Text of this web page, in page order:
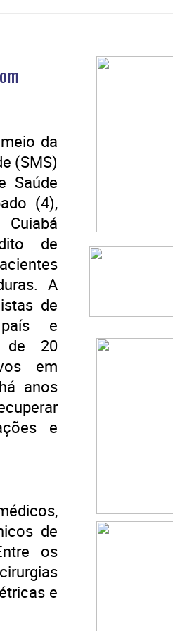
da
(SMS)
Saúde
(4),
de
A
de
e
de 20
em
anos
e
de
os
e